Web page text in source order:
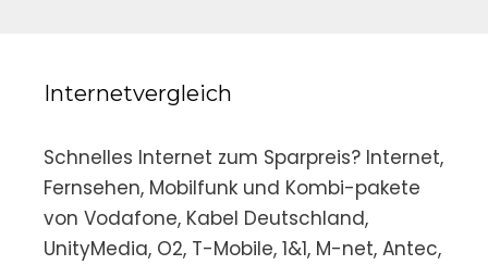
Internetvergleich
Schnelles Internet zum Sparpreis? Internet,
Fernsehen, Mobilfunk und Kombi-pakete
von Vodafone, Kabel Deutschland,
UnityMedia, O2, T-Mobile, 1&1, M-net, Antec,